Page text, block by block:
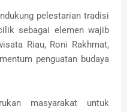
pelestarian tradisi
sebagai elemen wajib
Riau, Roni Rakhmat,
penguatan budaya
masyarakat untuk